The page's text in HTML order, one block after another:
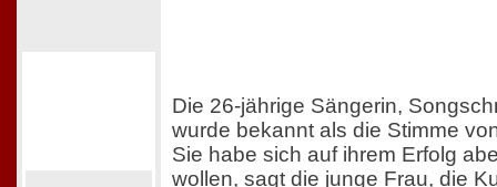
Die 26-jährige Sängerin,
wurde bekannt als die Stimme
Sie habe sich auf ihrem Erfolg
wollen, sagt die junge Frau, die